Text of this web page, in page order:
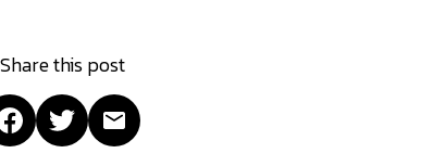
Share this post